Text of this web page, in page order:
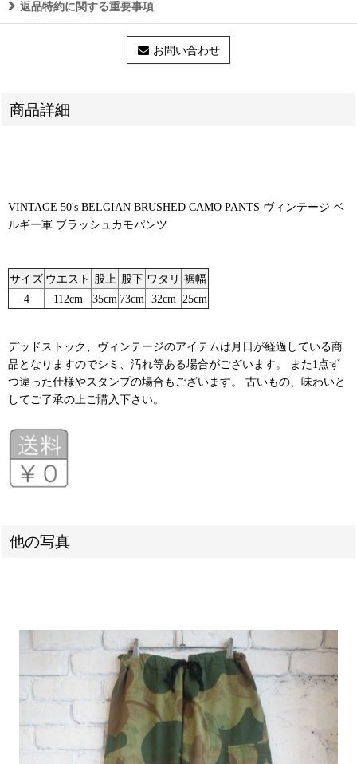
返品特約に関する重要事項
お問い合わせ
商品詳細
VINTAGE 50's BELGIAN BRUSHED CAMO PANTS ヴィンテージ ベ
ルギー軍 ブラッシュカモパンツ
サイズ ウエスト 股上 股下 ワタリ 裾幅
4
112cm 35cm 73cm 32cm 25cm
デッドストック、ヴィンテージのアイテムは月日が経過している商
品となりますのでシミ、汚れ等ある場合がございます。 また1点ず
つ違った仕様やスタンプの場合もございます。 古いもの、味わいと
してご了承の上ご購入下さい。
他の写真